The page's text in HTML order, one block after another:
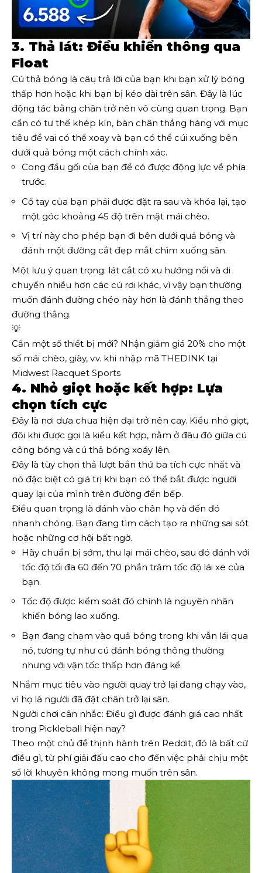
3. Thả lát: Điều khiển thông qua
Float
Cú thả bóng là câu trả lời của bạn khi bạn xử lý bóng
thấp hơn hoặc khi bạn bị kéo dài trên sân. Đây là lúc
động tác bằng chân trở nên vô cùng quan trọng. Bạn
cần có tư thế khép kín, bàn chân thẳng hàng với mục
tiêu để vai có thể xoay và bạn có thể cúi xuống bên
dưới quả bóng một cách chính xác.
Cong đầu gối của bạn để có được động lực về phía
trước.
Cổ tay của bạn phải được đặt ra sau và khóa lại, tạo
một góc khoảng 45 độ trên mặt mái chèo.
Vị trí này cho phép bạn đi bên dưới quả bóng và
đánh một đường cắt đẹp mắt chìm xuống sân.
Một lưu ý quan trọng: lát cắt có xu hướng nổi và di
chuyển nhiều hơn các cú rơi khác, vì vậy bạn thường
muốn đánh đường chéo này hơn là đánh thẳng theo
đường thẳng.
💡
Cần một số thiết bị mới? Nhận giảm giá 20% cho một
số mái chèo, giày, v.v. khi nhập mã THEDINK tại
Midwest Racquet Sports
4. Nhỏ giọt hoặc kết hợp: Lựa
chọn tích cực
Đây là nơi dưa chua hiện đại trở nên cay. Kiểu nhỏ giọt,
đôi khi được gọi là kiểu kết hợp, nằm ở đâu đó giữa cú
công bóng và cú thả bóng xoáy lên.
Đây là tùy chọn thả lượt bắn thứ ba tích cực nhất và
nó đặc biệt có giá trị khi bạn có thể bắt được người
quay lại của mình trên đường đến bếp.
Điều quan trọng là đánh vào chân họ và đến đó
nhanh chóng. Bạn đang tìm cách tạo ra những sai sót
hoặc những cơ hội bất ngờ.
Hãy chuẩn bị sớm, thu lại mái chèo, sau đó đánh với
tốc độ tối đa 60 đến 70 phần trăm tốc độ lái xe của
bạn.
Tốc độ được kiểm soát đó chính là nguyên nhân
khiến bóng lao xuống.
Bạn đang chạm vào quả bóng trong khi vẫn lái qua
nó, tương tự như cú đánh bóng thông thường
nhưng với vận tốc thấp hơn đáng kể.
Nhắm mục tiêu vào người quay trở lại đang chạy vào,
vì họ là người đã đặt chân trở lại sân.
Người chơi cân nhắc: Điều gì được đánh giá cao nhất
trong Pickleball hiện nay?
Theo một chủ đề thịnh hành trên Reddit, đó là bất cứ
điều gì, từ phí giải đấu cao cho đến việc phải chịu một
số lời khuyên không mong muốn trên sân.